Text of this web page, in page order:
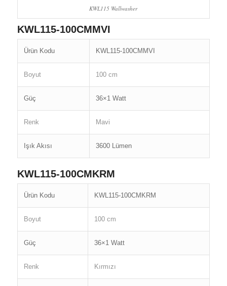
KWL115 Wallwasher
KWL115-100CMMVI
Ürün Kodu KWL115-100CMMVI
Boyut 100 cm
Güç 36×1 Watt
Renk Mavi
Işık Akısı 3600 Lümen
KWL115-100CMKRM
Ürün Kodu KWL115-100CMKRM
Boyut 100 cm
Güç 36×1 Watt
Renk Kırmızı